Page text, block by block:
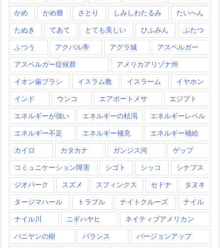
かめ かめ爺 さとり しみしわたるみ たいへん
たぬき てあて とても美しい ひふみん ふたつ
ふつう アクバル帝 アグラ城 アスペルガー
アスペルガー症候群 アメリカアリゾナ州
イオン歯ブラシ イスラム教 イスラーム イヤホン
インド ウンコ エアポートメサ エジプト
エネルギーが強い エネルギーの枯渇 エネルギーレベル
エネルギー不足 エネルギー補充 エネルギー補給
カイロ カタカナ ガンジス河 ゲップ
コミュニケーション障害 シゴト シッコ シナプス
ジオパーク スズメ スフィンクス セドナ タヌキ
タージマハール トラブル ナイトクルーズ ナイル
ナイル川 ニギハヤヒ ネイティブアメリカン
バニヤンの樹 バランス バージョンアップ